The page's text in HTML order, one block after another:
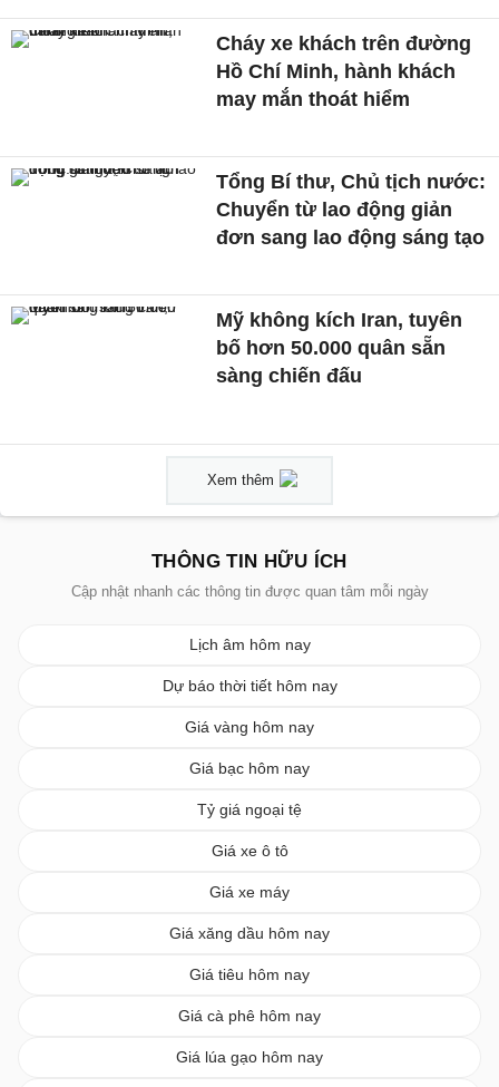
Cháy xe khách trên đường
Hồ Chí Minh, hành khách
may mắn thoát hiểm
Tổng Bí thư, Chủ tịch nước:
Chuyển từ lao động giản
đơn sang lao động sáng tạo
Mỹ không kích Iran, tuyên
bố hơn 50.000 quân sẵn
sàng chiến đấu
Xem thêm
THÔNG TIN HỮU ÍCH
Cập nhật nhanh các thông tin được quan tâm mỗi ngày
Lịch âm hôm nay
Dự báo thời tiết hôm nay
Giá vàng hôm nay
Giá bạc hôm nay
Tỷ giá ngoại tệ
Giá xe ô tô
Giá xe máy
Giá xăng dầu hôm nay
Giá tiêu hôm nay
Giá cà phê hôm nay
Giá lúa gạo hôm nay